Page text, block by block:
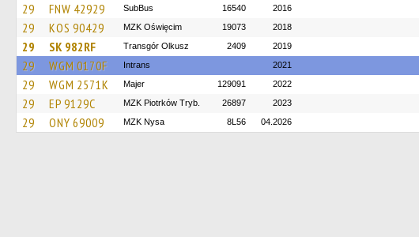
29 FNW 42929 SubBus 16540 2016
29 KOS 90429 MZK Oświęcim 19073 2018
29 SK 982RF Transgór Olkusz 2409 2019
29 WGM 0170F Intrans 2021
29 WGM 2571K Majer 129091 2022
29 EP 9129C MZK Piotrków Tryb. 26897 2023
29 ONY 69009 MZK Nysa 8L56 04.2026